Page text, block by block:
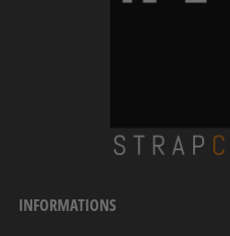
INFORMATIONS